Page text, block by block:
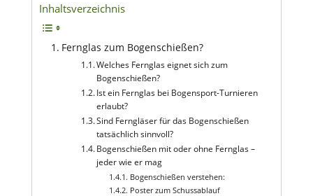
Inhaltsverzeichnis
Fernglas zum Bogenschießen?
Welches Fernglas eignet sich zum
Bogenschießen?
Ist ein Fernglas bei Bogensport-Turnieren
erlaubt?
Sind Ferngläser für das Bogenschießen
tatsächlich sinnvoll?
Bogenschießen mit oder ohne Fernglas –
jeder wie er mag
Bogenschießen verstehen:
Poster zum Schussablauf